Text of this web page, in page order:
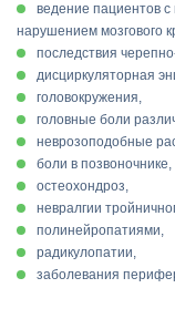
ведение пациентов с
нарушением мозгового
последствия
дисциркуляторная
головокружения,
головные боли
неврозоподобные
боли в позвоночнике,
остеохондроз,
невралгии
полинейропатиями,
радикулопатии,
заболевания